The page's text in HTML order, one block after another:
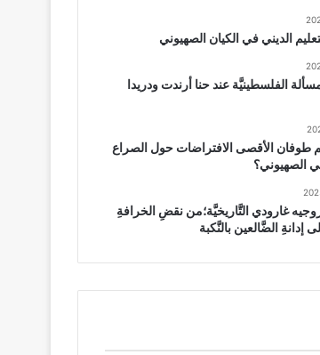
الديني في الكيان الصهيوني
الفلسطينيَّة عند حنا أرندت ودريدا
الأقصى الافتراضات حول الصراع
الصهيوني؟
غارودي التَّاريخيَّة؛من نقضِ الخرافةِ
إدانةِ الضَّالعين بالنَّكبة